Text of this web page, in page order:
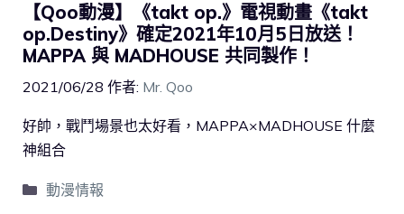
【Qoo動漫】《takt op.》電視動畫《takt
op.Destiny》確定2021年10月5日放送！
MAPPA 與 MADHOUSE 共同製作！
2021/06/28 作者: Mr. Qoo
好帥，戰鬥場景也太好看，MAPPA×MADHOUSE 什麼
神組合
動漫情報